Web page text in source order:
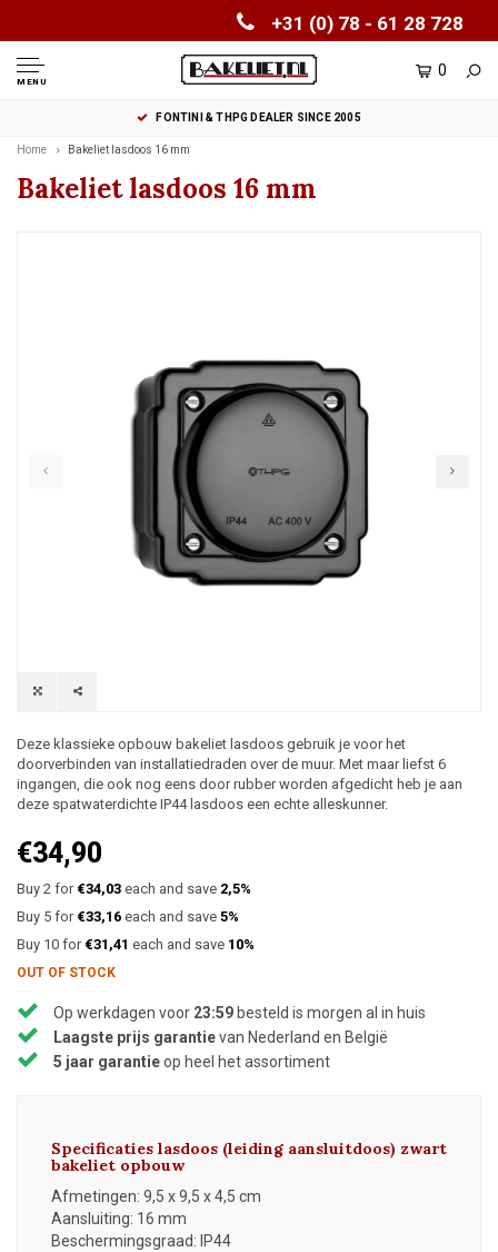
+31 (0) 78 - 61 28 728
MENU
0
FONTINI & THPG DEALER SINCE 2005
Home Bakeliet lasdoos 16 mm
Bakeliet lasdoos 16 mm
Deze klassieke opbouw bakeliet lasdoos gebruik je voor het
doorverbinden van installatiedraden over de muur. Met maar liefst 6
ingangen, die ook nog eens door rubber worden afgedicht heb je aan
deze spatwaterdichte IP44 lasdoos een echte alleskunner.
€34,90
Buy 2 for €34,03 each and save 2,5%
Buy 5 for €33,16 each and save 5%
Buy 10 for €31,41 each and save 10%
OUT OF STOCK
Op werkdagen voor 23:59 besteld is morgen al in huis
Laagste prijs garantievan Nederland en België
5 jaar garantieop heel het assortiment
Specificaties lasdoos (leiding aansluitdoos) zwart
bakeliet opbouw
Afmetingen: 9,5 x 9,5 x 4,5 cm
Aansluiting: 16 mm
Beschermingsgraad: IP44